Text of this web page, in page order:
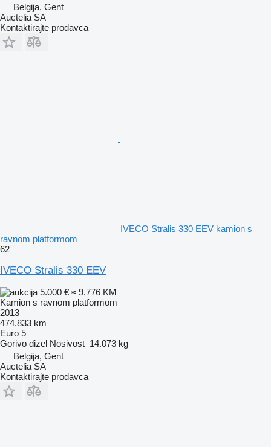
Belgija, Gent
Auctelia SA
Kontaktirajte prodavca
IVECO Stralis 330 EEV kamion s
ravnom platformom
62
IVECO Stralis 330 EEV
5.000 € ≈ 9.776 KM
Kamion s ravnom platformom
2013
474.833 km
Euro 5
Gorivo dizel Nosivost 14.073 kg
Belgija, Gent
Auctelia SA
Kontaktirajte prodavca